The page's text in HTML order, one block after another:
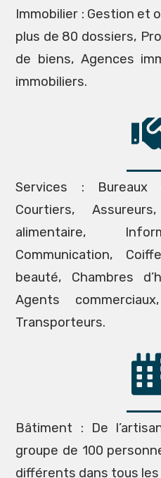
Immobilier : Gestion et
plus de 80 dossiers,
de biens, Agences
immobiliers.
Services : Bureaux
Courtiers,
alimentaire,
Communication,
beauté, Chambres
Agents
Transporteurs.
Bâtiment : De
groupe de 100
différents dans tous les